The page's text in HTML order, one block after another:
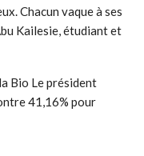
Chacun vaque à ses
Kailesie, étudiant et
Bio Le président
41,16% pour